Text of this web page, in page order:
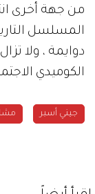
من جهة أخرى
المسلسل
دوايمة ، ولا
الكوميدي الاجتماعي "صبايا2"
جيني أسبر